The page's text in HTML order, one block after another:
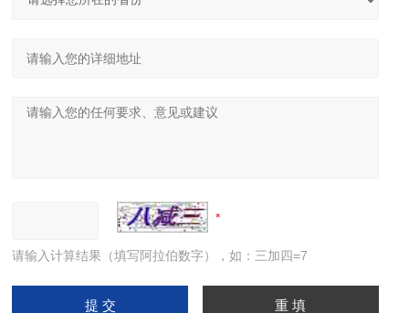
请输入计算结果（填写阿拉伯数字），如：三加四=7